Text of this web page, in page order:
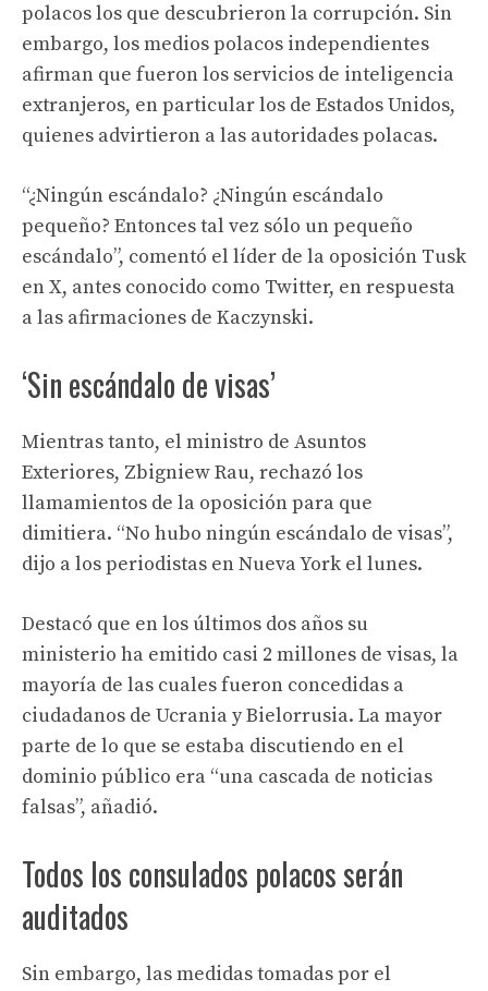
polacos los que descubrieron la corrupción. Sin
embargo, los medios polacos independientes
afirman que fueron los servicios de inteligencia
extranjeros, en particular los de Estados Unidos,
quienes advirtieron a las autoridades polacas.
“¿Ningún escándalo? ¿Ningún escándalo
pequeño? Entonces tal vez sólo un pequeño
escándalo”, comentó el líder de la oposición Tusk
en X, antes conocido como Twitter, en respuesta
a las afirmaciones de Kaczynski.
‘Sin escándalo de visas’
Mientras tanto, el ministro de Asuntos
Exteriores, Zbigniew Rau, rechazó los
llamamientos de la oposición para que
dimitiera. “No hubo ningún escándalo de visas”,
dijo a los periodistas en Nueva York el lunes.
Destacó que en los últimos dos años su
ministerio ha emitido casi 2 millones de visas, la
mayoría de las cuales fueron concedidas a
ciudadanos de Ucrania y Bielorrusia. La mayor
parte de lo que se estaba discutiendo en el
dominio público era “una cascada de noticias
falsas”, añadió.
Todos los consulados polacos serán
auditados
Sin embargo, las medidas tomadas por el